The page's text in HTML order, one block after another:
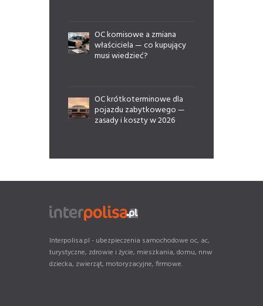
OC komisowe a zmiana
właściciela — co kupujący
musi wiedzieć?
OC krótkoterminowe dla
pojazdu zabytkowego —
zasady i koszty w 2026
Interpolisa.pl - ubezpieczenia samochodowe oc, ac,
turystyczne, zdrowie i życie, mieszkania, domu, nnw
dziecka, zwierząt, motoryzacyjne, firmowe.